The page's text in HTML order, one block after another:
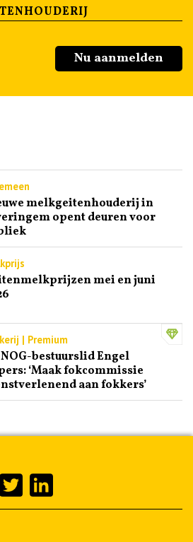
Nu aanmelden
melkgeitenhouderij in
opent deuren voor
mei en juni
| Premium
bestuurslid Engel
‘Maak fokcommissie
aan fokkers’